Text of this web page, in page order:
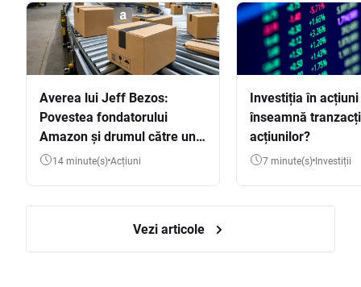
Averea lui Jeff Bezos:
Povestea fondatorului
Amazon și drumul către una
dintre cele mai mari averi
14 minute(s) Acțiuni
Investiția în
înseamnă
acțiunilor?
7 minute(s) Investiții
Vezi articole